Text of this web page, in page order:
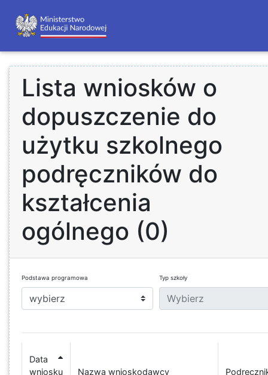
Lista wniosków o
dopuszczenie do
użytku szkolnego
podręczników do
kształcenia
ogólnego (0)
Podstawa programowa Typ szkoły
Data
wniosku
Nazwa wnioskodawcy